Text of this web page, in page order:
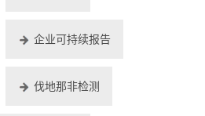
企业可持续报告
伐地那非检测